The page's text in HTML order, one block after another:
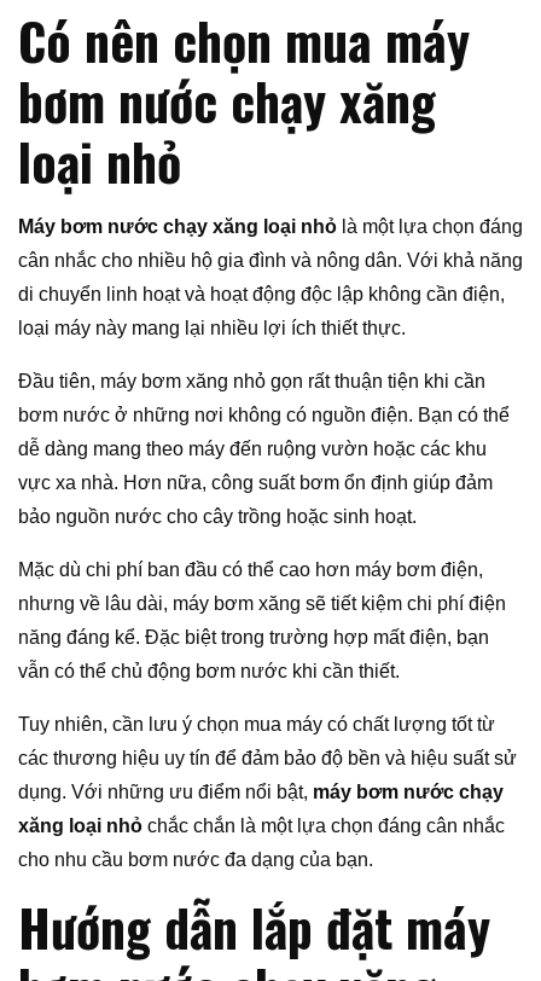
Có nên chọn mua máy
bơm nước chạy xăng
loại nhỏ
Máy bơm nước chạy xăng loại nhỏ là một lựa chọn đáng
cân nhắc cho nhiều hộ gia đình và nông dân. Với khả năng
di chuyển linh hoạt và hoạt động độc lập không cần điện,
loại máy này mang lại nhiều lợi ích thiết thực.
Đầu tiên, máy bơm xăng nhỏ gọn rất thuận tiện khi cần
bơm nước ở những nơi không có nguồn điện. Bạn có thể
dễ dàng mang theo máy đến ruộng vườn hoặc các khu
vực xa nhà. Hơn nữa, công suất bơm ổn định giúp đảm
bảo nguồn nước cho cây trồng hoặc sinh hoạt.
Mặc dù chi phí ban đầu có thể cao hơn máy bơm điện,
nhưng về lâu dài, máy bơm xăng sẽ tiết kiệm chi phí điện
năng đáng kể. Đặc biệt trong trường hợp mất điện, bạn
vẫn có thể chủ động bơm nước khi cần thiết.
Tuy nhiên, cần lưu ý chọn mua máy có chất lượng tốt từ
các thương hiệu uy tín để đảm bảo độ bền và hiệu suất sử
dụng. Với những ưu điểm nổi bật, máy bơm nước chạy
xăng loại nhỏ chắc chắn là một lựa chọn đáng cân nhắc
cho nhu cầu bơm nước đa dạng của bạn.
Hướng dẫn lắp đặt máy